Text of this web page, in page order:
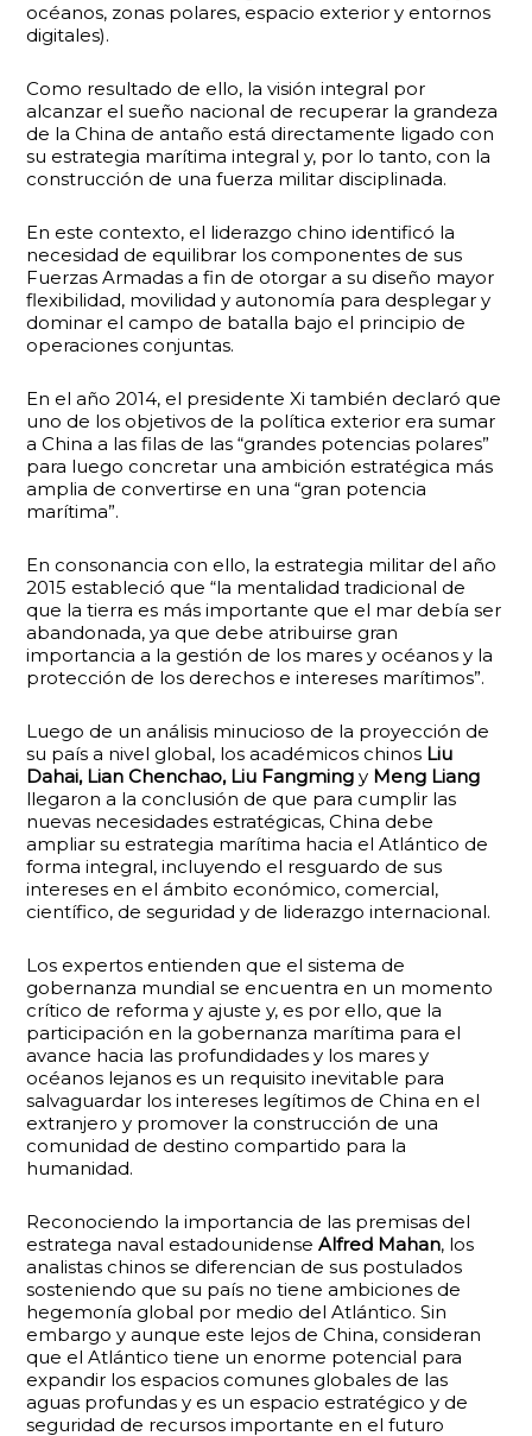
océanos, zonas polares, espacio exterior y entornos
digitales).
Como resultado de ello, la visión integral por
alcanzar el sueño nacional de recuperar la grandeza
de la China de antaño está directamente ligado con
su estrategia marítima integral y, por lo tanto, con la
construcción de una fuerza militar disciplinada.
En este contexto, el liderazgo chino identificó la
necesidad de equilibrar los componentes de sus
Fuerzas Armadas a fin de otorgar a su diseño mayor
flexibilidad, movilidad y autonomía para desplegar y
dominar el campo de batalla bajo el principio de
operaciones conjuntas.
En el año 2014, el presidente Xi también declaró que
uno de los objetivos de la política exterior era sumar
a China a las filas de las “grandes potencias polares”
para luego concretar una ambición estratégica más
amplia de convertirse en una “gran potencia
marítima”.
En consonancia con ello, la estrategia militar del año
2015 estableció que “la mentalidad tradicional de
que la tierra es más importante que el mar debía ser
abandonada, ya que debe atribuirse gran
importancia a la gestión de los mares y océanos y la
protección de los derechos e intereses marítimos”.
Luego de un análisis minucioso de la proyección de
su país a nivel global, los académicos chinos Liu
Dahai, Lian Chenchao, Liu Fangmingy Meng Liang
llegaron a la conclusión de que para cumplir las
nuevas necesidades estratégicas, China debe
ampliar su estrategia marítima hacia el Atlántico de
forma integral, incluyendo el resguardo de sus
intereses en el ámbito económico, comercial,
científico, de seguridad y de liderazgo internacional.
Los expertos entienden que el sistema de
gobernanza mundial se encuentra en un momento
crítico de reforma y ajuste y, es por ello, que la
participación en la gobernanza marítima para el
avance hacia las profundidades y los mares y
océanos lejanos es un requisito inevitable para
salvaguardar los intereses legítimos de China en el
extranjero y promover la construcción de una
comunidad de destino compartido para la
humanidad.
Reconociendo la importancia de las premisas del
estratega naval estadounidenseAlfred Mahan, los
analistas chinos se diferencian de sus postulados
sosteniendo que su país no tiene ambiciones de
hegemonía global por medio del Atlántico. Sin
embargo y aunque este lejos de China, consideran
que el Atlántico tiene un enorme potencial para
expandir los espacios comunes globales de las
aguas profundas y es un espacio estratégico y de
seguridad de recursos importante en el futuro